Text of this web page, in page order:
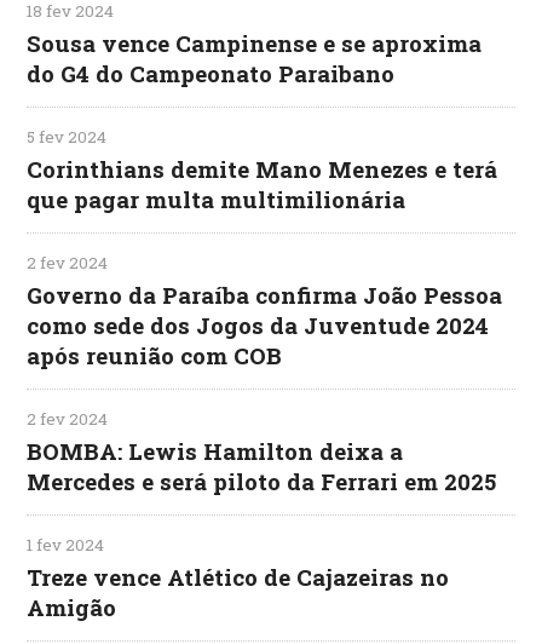
18 fev 2024
Sousa vence Campinense e se aproxima
do G4 do Campeonato Paraibano
5 fev 2024
Corinthians demite Mano Menezes e terá
que pagar multa multimilionária
2 fev 2024
Governo da Paraíba confirma João Pessoa
como sede dos Jogos da Juventude 2024
após reunião com COB
2 fev 2024
BOMBA: Lewis Hamilton deixa a
Mercedes e será piloto da Ferrari em 2025
1 fev 2024
Treze vence Atlético de Cajazeiras no
Amigão